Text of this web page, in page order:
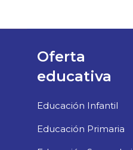
Oferta
educativa
Educación Infantil
Educación Primaria